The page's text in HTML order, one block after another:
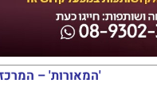
'המאורות' –